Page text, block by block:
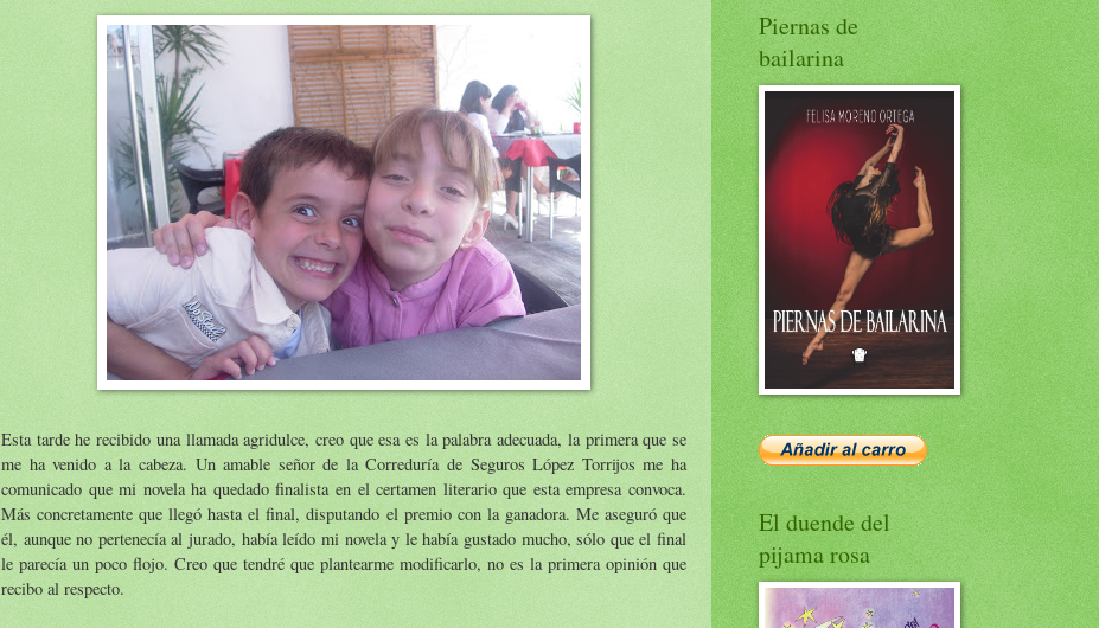
Esta tarde he recibido una llamada agridulce, creo que esa es la palabra adecuada, la primera que se
me ha venido a la cabeza. Un amable señor de la Correduría de Seguros López Torrijos me ha
comunicado que mi novela ha quedado finalista en el certamen literario que esta empresa convoca.
Más concretamente que llegó hasta el final, disputando el premio con la ganadora. Me aseguró que
él, aunque no pertenecía al jurado, había leído mi novela y le había gustado mucho, sólo que el final
le parecía un poco flojo. Creo que tendré que plantearme modificarlo, no es la primera opinión que
recibo al respecto.
Piernas de
bailarina
El duende del
pijama rosa